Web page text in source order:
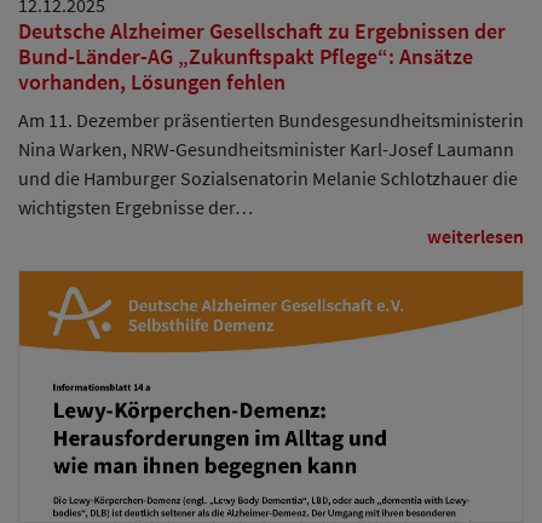
12.12.2025
Deutsche Alzheimer Gesellschaft zu Ergebnissen der
Bund-Länder-AG „Zukunftspakt Pflege“: Ansätze
vorhanden, Lösungen fehlen
Am 11. Dezember präsentierten Bundesgesundheitsministerin
Nina Warken, NRW-Gesundheitsminister Karl-Josef Laumann
und die Hamburger Sozialsenatorin Melanie Schlotzhauer die
wichtigsten Ergebnisse der…
weiterlesen